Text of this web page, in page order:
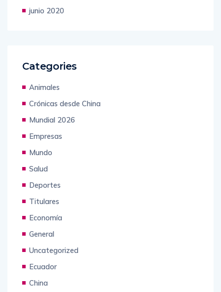
junio 2020
Categories
Animales
Crónicas desde China
Mundial 2026
Empresas
Mundo
Salud
Deportes
Titulares
Economía
General
Uncategorized
Ecuador
China